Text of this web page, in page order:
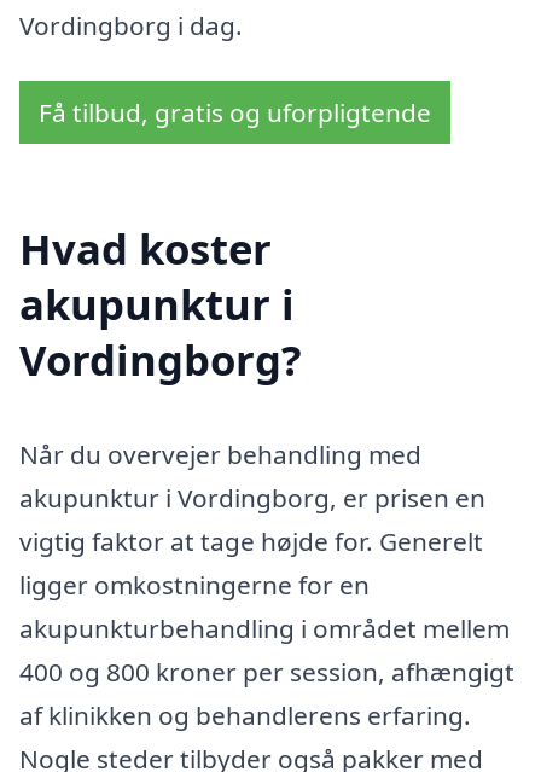
Vordingborg i dag.
Få tilbud, gratis og uforpligtende
Hvad koster
akupunktur i
Vordingborg?
Når du overvejer behandling med
akupunktur i Vordingborg, er prisen en
vigtig faktor at tage højde for. Generelt
ligger omkostningerne for en
akupunkturbehandling i området mellem
400 og 800 kroner per session, afhængigt
af klinikken og behandlerens erfaring.
Nogle steder tilbyder også pakker med